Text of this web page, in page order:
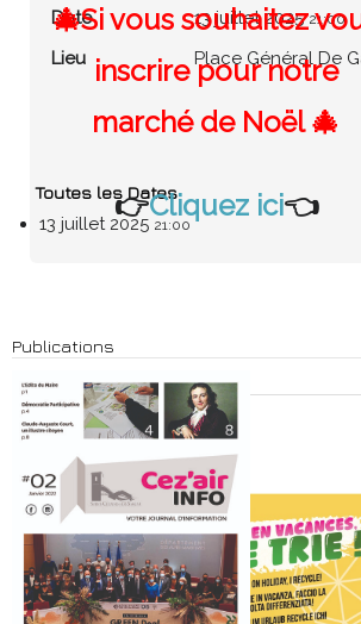
🎄Si vous souhaitez
inscrire pour notre
marché de Noël 🎄
👉Cliquez ici👈
Date
13 juillet 2025 21:00
Lieu Place Général De
Toutes les Dates
13 juillet 2025 21:00
Publications